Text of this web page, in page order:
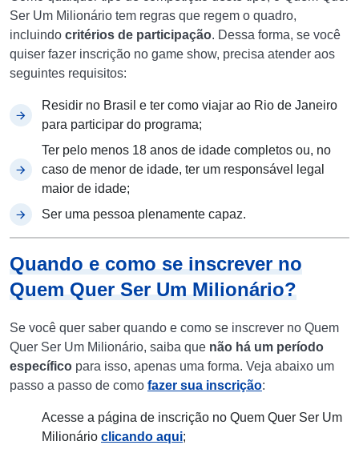
Ser Um Milionário tem regras que regem o quadro,
incluindo critérios de participação. Dessa forma, se você
quiser fazer inscrição no game show, precisa atender aos
seguintes requisitos:
Residir no Brasil e ter como viajar ao Rio de Janeiro
para participar do programa;
Ter pelo menos 18 anos de idade completos ou, no
caso de menor de idade, ter um responsável legal
maior de idade;
Ser uma pessoa plenamente capaz.
Quando e como se inscrever no
Quem Quer Ser Um Milionário?
Se você quer saber quando e como se inscrever no Quem
Quer Ser Um Milionário, saiba que não há um período
específico para isso, apenas uma forma. Veja abaixo um
passo a passo de como fazer sua inscrição:
Acesse a página de inscrição no Quem Quer Ser Um
Milionário clicando aqui;